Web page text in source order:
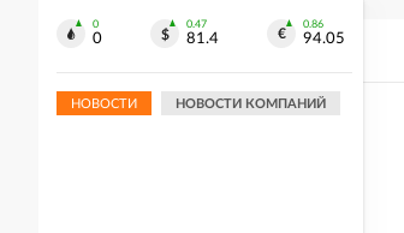
0
0
0.47
81.4
0.86
94.05
НОВОСТИ НОВОСТИ КОМПАНИЙ